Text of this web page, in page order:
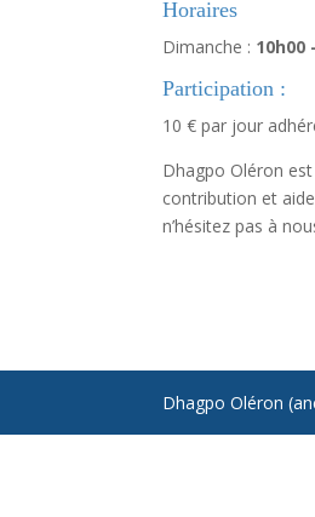
Horaires
Dimanche : 10h00
Participation :
10 € par jour
Dhagpo Oléron
contribution et
n’hésitez pas à
Dhagpo Oléron